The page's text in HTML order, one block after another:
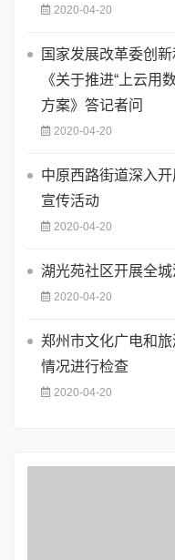
2020-04-20
国家发展改革委创
《关于推进“上云用
方案》答记者问
2020-04-20
中原西路街道深入开
宣传活动
2020-04-20
湖光苑社区开展全
2020-04-20
郑州市文化广电和
情况进行检查
2020-04-20